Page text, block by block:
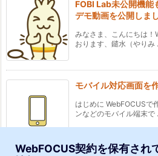
FOBI Lab未公開機能
デモ動画を公開しま
みなさま、こんにちは！
おります、鑓水（やりみ
モバイル対応画面を
はじめに WebFOCUSで
ンなどのモバイル端末で
WebFOCUS契約を保有され